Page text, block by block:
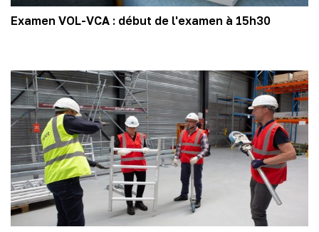
Examen VOL-VCA : début de l'examen à 15h30